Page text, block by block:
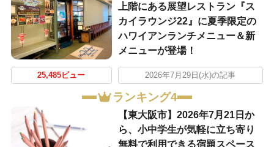
上階にある展望レストラン『ス
カイラウンジ22』に夏季限定の
ハワイアンランチメニュー＆新
メニューが登場！
25,485ビュー 2026年7月29日(水)の記事
ランキング4
【東大阪市】2026年7月21日か
ら、小中学生が気軽に立ち寄り
無料で利用できる宿題スペース